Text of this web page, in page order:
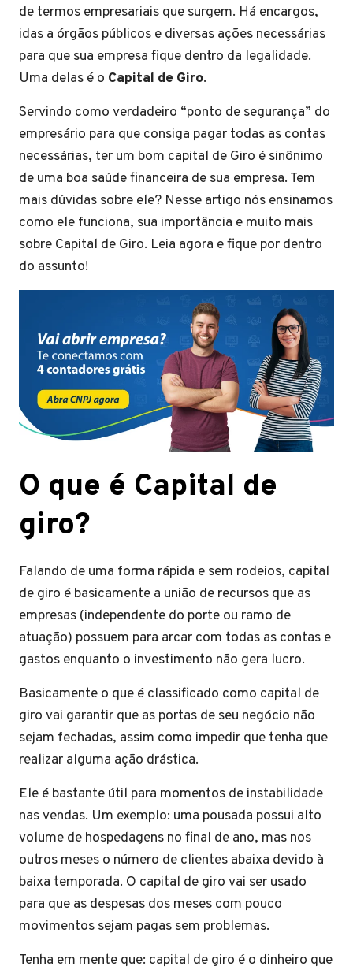
de termos empresariais que surgem. Há encargos,
idas a órgãos públicos e diversas ações necessárias
para que sua empresa fique dentro da legalidade.
Uma delas é o Capital de Giro.
Servindo como verdadeiro “ponto de segurança” do
empresário para que consiga pagar todas as contas
necessárias, ter um bom capital de Giro é sinônimo
de uma boa saúde financeira de sua empresa. Tem
mais dúvidas sobre ele? Nesse artigo nós ensinamos
como ele funciona, sua importância e muito mais
sobre Capital de Giro. Leia agora e fique por dentro
do assunto!
O que é Capital de
giro?
Falando de uma forma rápida e sem rodeios, capital
de giro é basicamente a união de recursos que as
empresas (independente do porte ou ramo de
atuação) possuem para arcar com todas as contas e
gastos enquanto o investimento não gera lucro.
Basicamente o que é classificado como capital de
giro vai garantir que as portas de seu negócio não
sejam fechadas, assim como impedir que tenha que
realizar alguma ação drástica.
Ele é bastante útil para momentos de instabilidade
nas vendas. Um exemplo: uma pousada possui alto
volume de hospedagens no final de ano, mas nos
outros meses o número de clientes abaixa devido à
baixa temporada. O capital de giro vai ser usado
para que as despesas dos meses com pouco
movimentos sejam pagas sem problemas.
Tenha em mente que: capital de giro é o dinheiro que